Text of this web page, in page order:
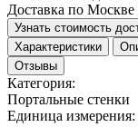
Доставка по
Узнать стоимость
Характеристики
Отзывы
Категория:
Портальные стенки
Единица измерения: